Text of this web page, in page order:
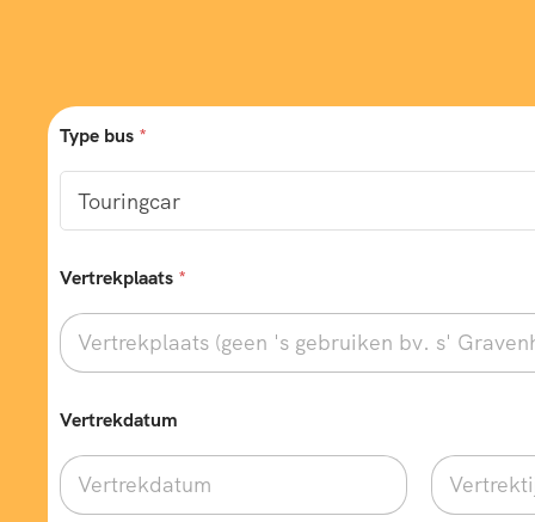
Type bus *
Vertrekplaats *
Vertrekdatum